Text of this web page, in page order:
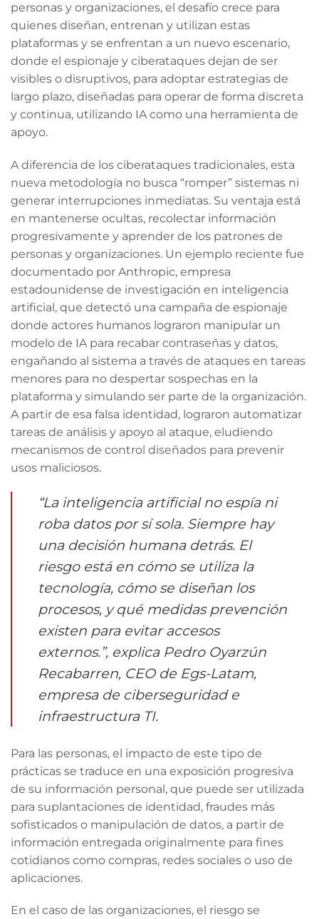
personas y organizaciones, el desafío crece para
quienes diseñan, entrenan y utilizan estas
plataformas y se enfrentan a un nuevo escenario,
donde el espionaje y ciberataques dejan de ser
visibles o disruptivos, para adoptar estrategias de
largo plazo, diseñadas para operar de forma discreta
y continua, utilizando IA como una herramienta de
apoyo.
A diferencia de los ciberataques tradicionales, esta
nueva metodología no busca “romper” sistemas ni
generar interrupciones inmediatas. Su ventaja está
en mantenerse ocultas, recolectar información
progresivamente y aprender de los patrones de
personas y organizaciones. Un ejemplo reciente fue
documentado por Anthropic, empresa
estadounidense de investigación en inteligencia
artificial, que detectó una campaña de espionaje
donde actores humanos lograron manipular un
modelo de IA para recabar contraseñas y datos,
engañando al sistema a través de ataques en tareas
menores para no despertar sospechas en la
plataforma y simulando ser parte de la organización.
A partir de esa falsa identidad, lograron automatizar
tareas de análisis y apoyo al ataque, eludiendo
mecanismos de control diseñados para prevenir
usos maliciosos.
“La inteligencia artificial no espía ni
roba datos por sí sola. Siempre hay
una decisión humana detrás. El
riesgo está en cómo se utiliza la
tecnología, cómo se diseñan los
procesos, y qué medidas prevención
existen para evitar accesos
externos.”, explica Pedro Oyarzún
Recabarren, CEO de Egs-Latam,
empresa de ciberseguridad e
infraestructura TI.
Para las personas, el impacto de este tipo de
prácticas se traduce en una exposición progresiva
de su información personal, que puede ser utilizada
para suplantaciones de identidad, fraudes más
sofisticados o manipulación de datos, a partir de
información entregada originalmente para fines
cotidianos como compras, redes sociales o uso de
aplicaciones.
En el caso de las organizaciones, el riesgo se